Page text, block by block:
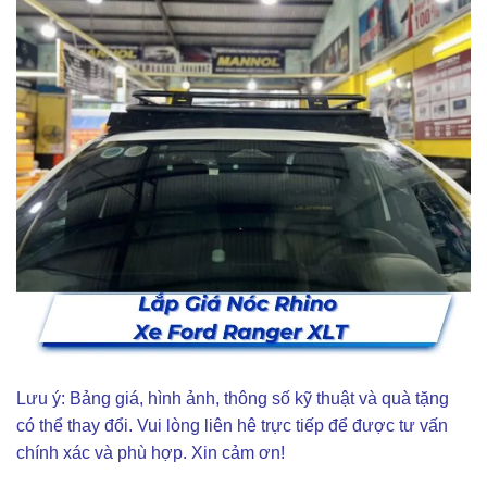
Lưu ý: Bảng giá, hình ảnh, thông số kỹ thuật và quà tặng
có thể thay đổi. Vui lòng liên hê trực tiếp để được tư vấn
chính xác và phù hợp. Xin cảm ơn!